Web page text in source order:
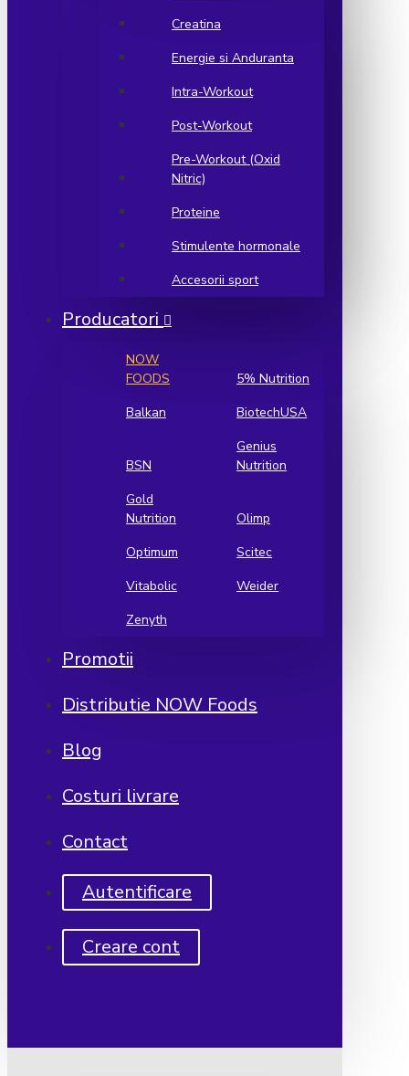
Creatina
Energie si Anduranta
Intra-Workout
Post-Workout
Pre-Workout (Oxid
Nitric)
Proteine
Stimulente hormonale
Accesorii sport
Producatori
NOW
FOODS
5% Nutrition
Balkan
BiotechUSA
BSN
Genius
Nutrition
Gold
Nutrition
Olimp
Optimum
Scitec
Vitabolic
Weider
Zenyth
Promotii
Distributie NOW Foods
Blog
Costuri livrare
Contact
Autentificare
Creare cont